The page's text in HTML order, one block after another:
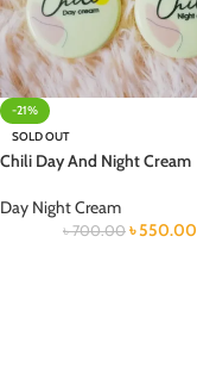
-21%
SOLD OUT
Chili Day And Night Cream
Day Night Cream
৳700.00 ৳550.00